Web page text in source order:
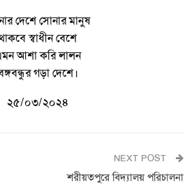
দেশে সোনার মানুষ
স্বাধীন বেশে
আশা করি লালন
গড়া দেশে।
২৫/০৩/২০২৪
NEXT POST
শরীয়তপুরে বিদ্যালয় পরিচালনা